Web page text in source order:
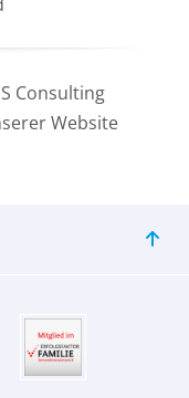
Consulting
Website